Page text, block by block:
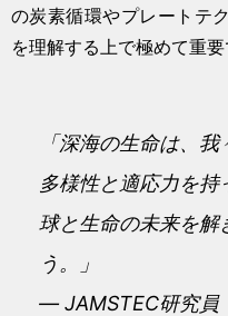
の炭素循環やプレートテ
を理解する上で極めて重要
「深海の生命は、
多様性と適応力を
球と生命の未来を解
う。」
— JAMSTEC研究員